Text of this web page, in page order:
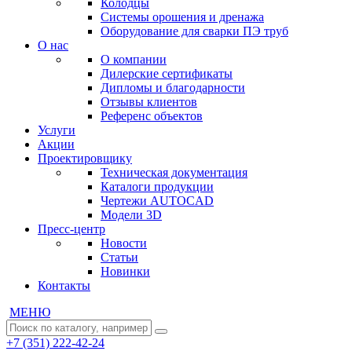
Колодцы
Системы орошения и дренажа
Оборудование для сварки ПЭ труб
О нас
О компании
Дилерские сертификаты
Дипломы и благодарности
Отзывы клиентов
Референс объектов
Услуги
Акции
Проектировщику
Техническая документация
Каталоги продукции
Чертежи AUTOCAD
Модели 3D
Пресс-центр
Новости
Статьи
Новинки
Контакты
МЕНЮ
+7 (351) 222-42-24